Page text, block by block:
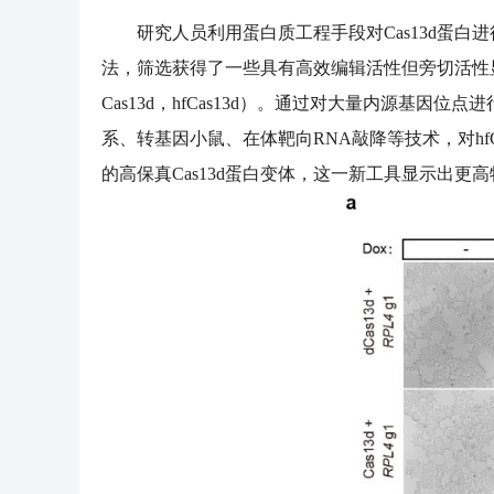
研究人员利用蛋白质工程手段对Cas13d蛋白
法，筛选获得了一些具有高效编辑活性但旁切活
Cas13d，hfCas13d）。通过对大量内源基因位点
系、转基因小鼠、在体靶向RNA敲降等技术，对
的高保真Cas13d蛋白变体，这一新工具显示出更